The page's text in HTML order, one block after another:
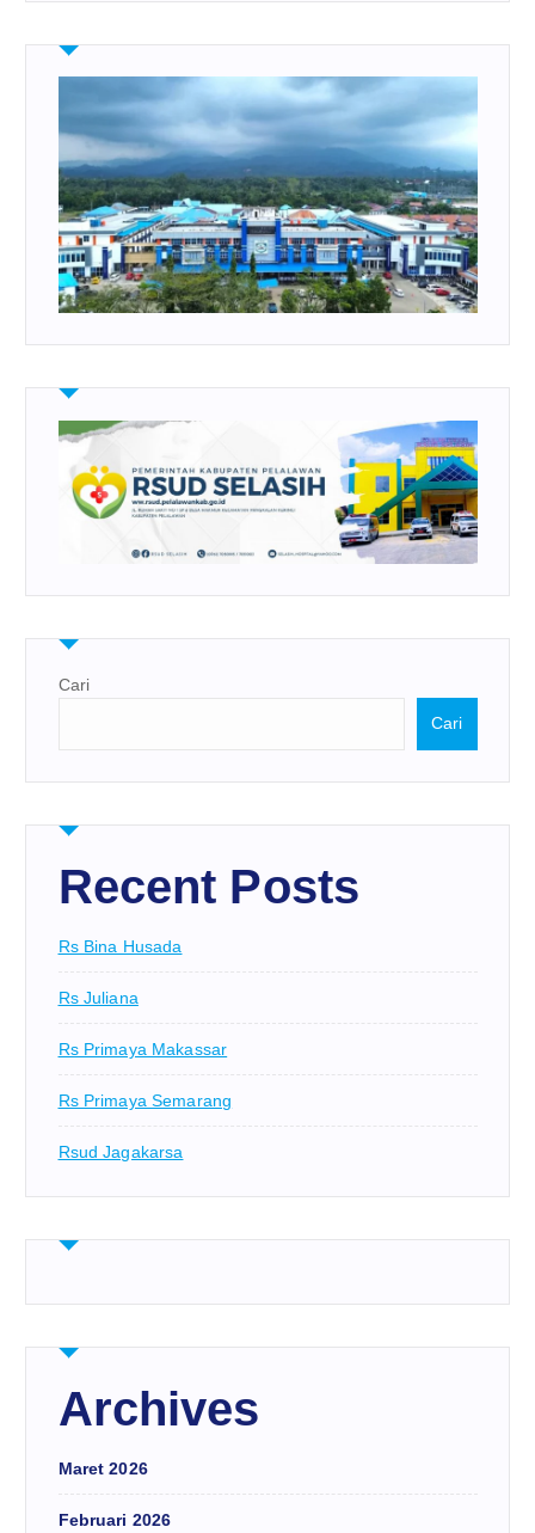
Cari
Cari
Recent Posts
Rs Bina Husada
Rs Juliana
Rs Primaya Makassar
Rs Primaya Semarang
Rsud Jagakarsa
Archives
Maret 2026
Februari 2026